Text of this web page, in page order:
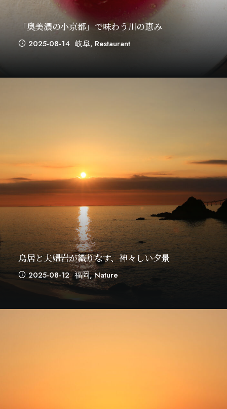
「奥美濃の小京都」で味わう川の恵み
2025-08-14 岐阜, Restaurant
鳥居と夫婦岩が織りなす、神々しい夕景
2025-08-12 福岡,Nature